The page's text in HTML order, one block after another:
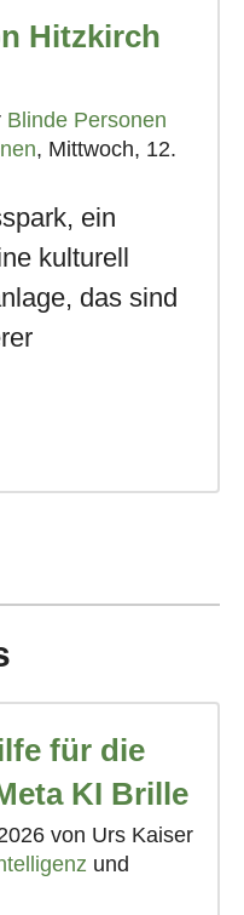
Hitzkirch
Blinde Personen
, Mittwoch, 12.
ein
kulturell
das sind
für die
KI Brille
von Urs Kaiser
und